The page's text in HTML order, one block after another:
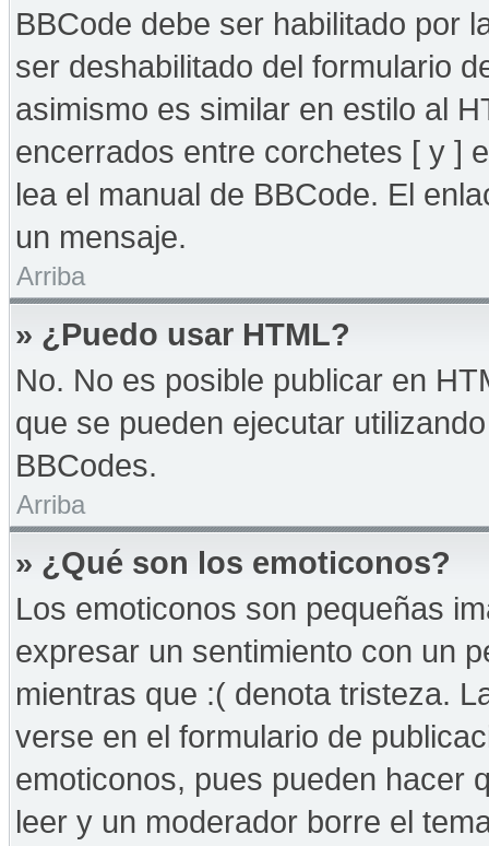
BBCode debe ser habilitado por
ser deshabilitado del formulario
asimismo es similar en estilo al
encerrados entre corchetes [ y ]
lea el manual de BBCode. El
un mensaje.
Arriba
» ¿Puedo usar HTML?
No. No es posible publicar en
que se pueden ejecutar
BBCodes.
Arriba
» ¿Qué son los emoticonos?
Los emoticonos son pequeñas
expresar un sentimiento con un
mientras que :( denota tristeza.
verse en el formulario de
emoticonos, pues pueden hacer
leer y un moderador borre el